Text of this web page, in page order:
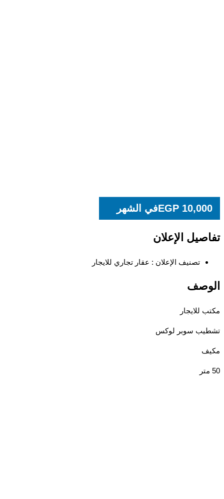
EGPفي الشهر
الإعلان
تصنيف الإعلان :عقار تجاري للايجار
للايجار
سوبر لوكس